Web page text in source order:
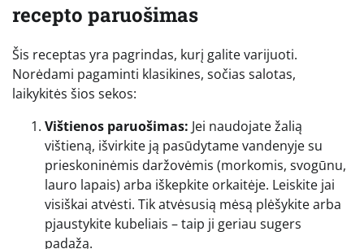
recepto paruošimas
Šis receptas yra pagrindas, kurį galite varijuoti.
Norėdami pagaminti klasikines, sočias salotas,
laikykitės šios sekos:
Vištienos paruošimas: Jei naudojate žalią
vištieną, išvirkite ją pasūdytame vandenyje su
prieskoninėmis daržovėmis (morkomis, svogūnu,
lauro lapais) arba iškepkite orkaitėje. Leiskite jai
visiškai atvėsti. Tik atvėsusią mėsą plėšykite arba
pjaustykite kubeliais – taip ji geriau sugers
padažą.